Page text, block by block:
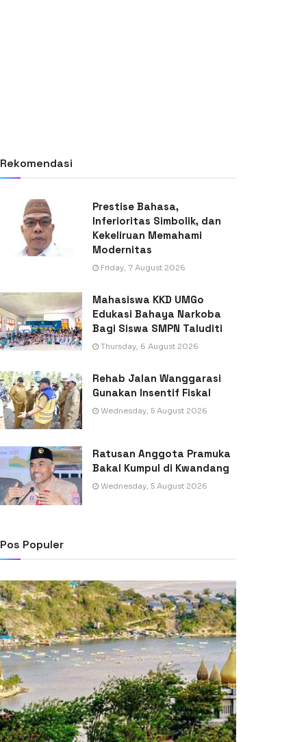
Rekomendasi
Prestise Bahasa,
Inferioritas Simbolik, dan
Kekeliruan Memahami
Modernitas
Friday, 7 August 2026
Mahasiswa KKD UMGo
Edukasi Bahaya Narkoba
Bagi Siswa SMPN Taluditi
Thursday, 6 August 2026
Rehab Jalan Wanggarasi
Gunakan Insentif Fiskal
Wednesday, 5 August 2026
Ratusan Anggota Pramuka
Bakal Kumpul di Kwandang
Wednesday, 5 August 2026
Pos Populer